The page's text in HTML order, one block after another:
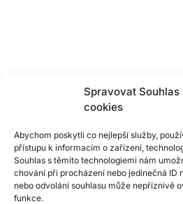
Spravovat Souhlas
cookies
Abychom poskytli co nejlepší služby,
přístupu k informacím o zařízení,
Souhlas s těmito technologiemi nám
chování při procházení nebo jedinečná ID
nebo odvolání souhlasu může nepříznivě
funkce.